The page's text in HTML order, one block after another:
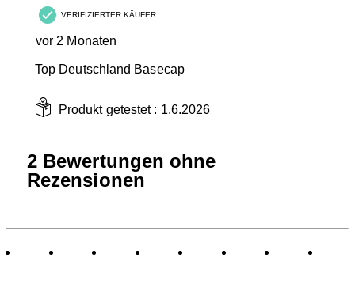
VERIFIZIERTER KÄUFER
vor 2 Monaten
Top Deutschland Basecap
Produkt getestet : 1.6.2026
2 Bewertungen ohne
Rezensionen